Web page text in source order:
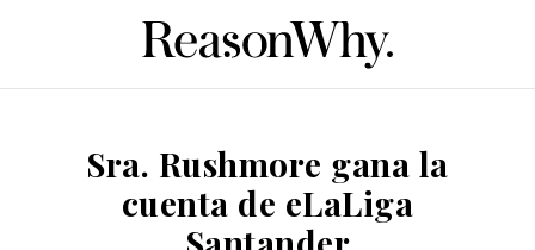
Sra. Rushmore gana la
cuenta de eLaLiga